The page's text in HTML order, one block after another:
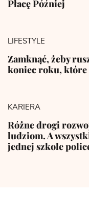
Płacę Później
LIFESTYLE
Zamknąć, żeby
koniec roku, które
KARIERA
Różne drogi
ludziom. A
jednej szkole